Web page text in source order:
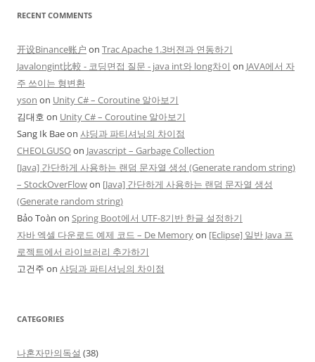
RECENT COMMENTS
开设Binance账户 on Trac Apache 1.3버젼과 연동하기
Javalongint比較 - 코딩면접 질문 - java int와 long차이 on JAVA에서 자
주 쓰이는 형변환
yson on Unity C# – Coroutine 알아보기
김대호 on Unity C# – Coroutine 알아보기
Sang Ik Baeon 샤딩과 파티셔닝의 차이점
CHEOLGUSOon Javascript – Garbage Collection
[Java] 간단하게 사용하는 랜덤 문자열 생성 (Generate random string)
– StockOverFlowon [Java] 간단하게 사용하는 랜덤 문자열 생성
(Generate random string)
Bảo Toàn on Spring Boot에서 UTF-8기반 한글 설정하기
자바 엑셀 다운로드 예제 코드 – De Memoryon [Eclipse] 일반 Java 프
로젝트에서 라이브러리 추가하기
고건주 on 샤딩과 파티셔닝의 차이점
CATEGORIES
나혼자만의독설 (38)